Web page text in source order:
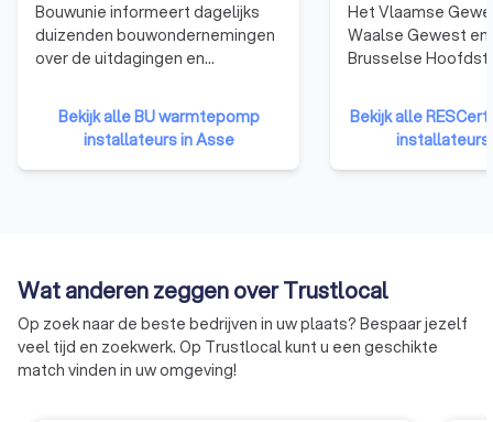
Bouwunie informeert dagelijks
duizenden bouwondernemingen
over de uitdagingen en
Bouwunie is er voor alle kmo-
bedrijven en zelfstandige
ondernemers uit de bouwsector.
We behartigen de belangen bij
Bekijk alle BU warmtepomp
installateurs in Asse
Het Vlaamse
Waalse Gewest
Brusselse
opgezet dat
opleiden en de
betrouwbare en
installateurs. Het certificaat van
afgelegd.
Bekijk alle
installateurs
Wat anderen zeggen over Trustlocal
Op zoek naar de beste bedrijven in uw plaats? Bespaar jezelf
veel tijd en zoekwerk. Op Trustlocal kunt u een geschikte
match vinden in uw omgeving!